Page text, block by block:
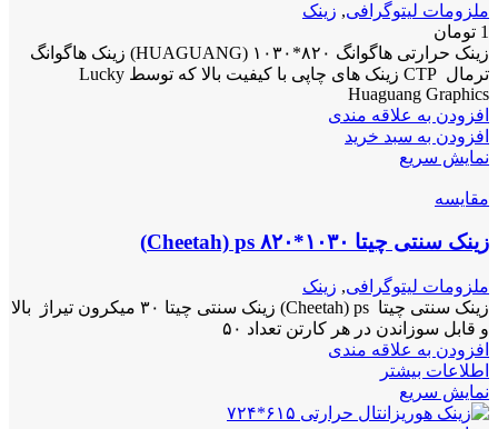
ملزومات لیتوگرافی, زینک
1 تومان
زینک حرارتی هاگوانگ ۸۲۰*۱۰۳۰ (HUAGUANG) زینک هاگوانگ
ترمال CTP زینک های چاپی با کیفیت بالا که توسط Lucky
Huaguang Graphics
افزودن به علاقه مندی
افزودن به سبد خرید
نمایش سریع
مقايسه
زینک سنتی چیتا ۱۰۳۰*۸۲۰ Cheetah) ps)
ملزومات لیتوگرافی, زینک
زینک سنتی چیتا Cheetah) ps) زینک سنتی چیتا ۳۰ میکرون تیراژ بالا
و قابل سوزاندن در هر کارتن تعداد ۵۰
افزودن به علاقه مندی
اطلاعات بیشتر
نمایش سریع